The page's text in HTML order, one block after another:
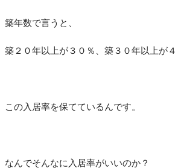
築年数で言うと、
築２０年以上が３０％、築３０年以上が
この入居率を保てているんです。
なんでそんなに入居率がいいのか？